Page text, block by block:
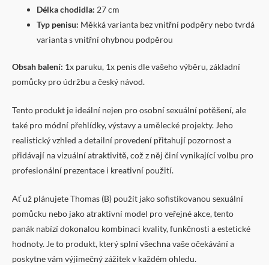
Délka chodidla: 27 cm
Typ penisu: Měkká varianta bez vnitřní podpěry nebo tvrdá
varianta s vnitřní ohybnou podpěrou
Obsah balení: 1x paruku, 1x penis dle vašeho výběru, základní
pomůcky pro údržbu a český návod.
Tento produkt je ideální nejen pro osobní sexuální potěšení, ale
také pro módní přehlídky, výstavy a umělecké projekty. Jeho
realistický vzhled a detailní provedení přitahují pozornost a
přidávají na vizuální atraktivitě, což z něj činí vynikající volbu pro
profesionální prezentace i kreativní použití.
Ať už plánujete Thomas (B) použít jako sofistikovanou sexuální
pomůcku nebo jako atraktivní model pro veřejné akce, tento
panák nabízí dokonalou kombinaci kvality, funkčnosti a estetické
hodnoty. Je to produkt, který splní všechna vaše očekávání a
poskytne vám výjimečný zážitek v každém ohledu.